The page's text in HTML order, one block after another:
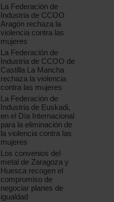
La Federación de
Industria de CCOO
Aragón rechaza la
violencia contra las
mujeres
La Federación de
Industria de CCOO de
Castilla La Mancha
rechaza la violencia
contra las mujeres
La Federación de
Industria de Euskadi,
en el Día Internacional
para la eliminación de
la violencia contra las
mujeres
Los convenios del
metal de Zaragoza y
Huesca recogen el
compromiso de
negociar planes de
igualdad